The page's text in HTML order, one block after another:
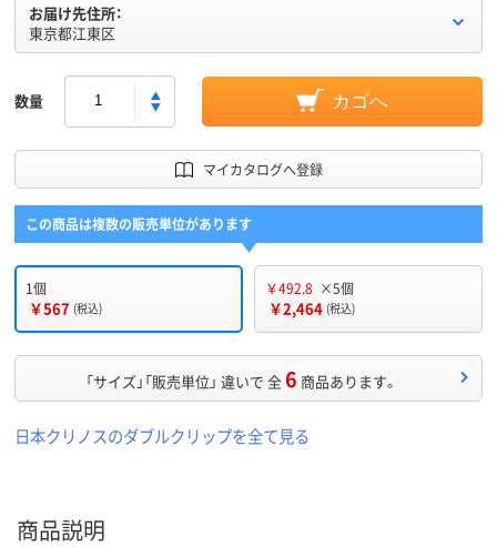
お届け先住所：
東京都江東区
数量 カゴへ
マイカタログへ登録
この商品は複数の販売単位があります
1個
￥567 (税込)
￥492.8 ×5個
￥2,464 (税込)
「サイズ」「販売単位」 違いで 全6 商品あります。
日本クリノスのダブルクリップを全て見る
商品説明